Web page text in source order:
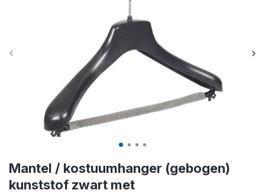
Mantel / kostuumhanger (gebogen)
kunststof zwart met